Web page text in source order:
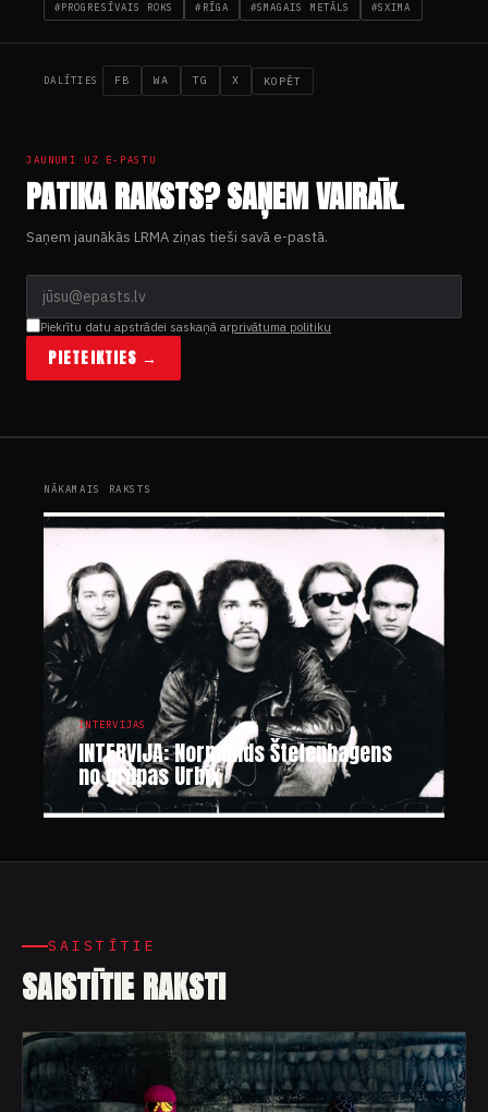
#PROGRESĪVAIS ROKS #RĪGA #SMAGAIS METĀLS #SXIMA
DALĪTIES FB WA TG X KOPĒT
JAUNUMI UZ E-PASTU
PATIKA RAKSTS? SAŅEM VAIRĀK.
Saņem jaunākās LRMA ziņas tieši savā e-pastā.
Piekrītu datu apstrādei saskaņā arprivātuma politiku
PIETEIKTIES →
NĀKAMAIS RAKSTS
INTERVIJAS
INTERVIJA: Normunds Štefenhagens
no grupas Urbix
SAISTĪTIE
SAISTĪTIE RAKSTI